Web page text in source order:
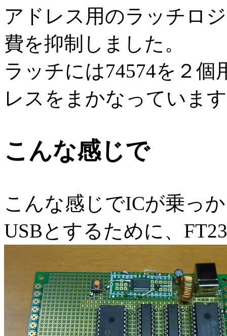
アドレス用のラッチロ
費を抑制しました。
ラッチには74574を２
レスをまかなっていま
こんな感じで
こんな感じでICが乗っ
USBとするために、